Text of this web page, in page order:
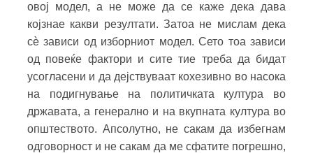
овој модел, а не може да се каже дека дава
којзнае какви резултати. Затоа не мислам дека
сѐ зависи од изборниот модел. Сето тоа зависи
од повеќе фактори и сите тие треба да бидат
усогласени и да дејствуваат кохезивно во насока
на подигнување на политичката култура во
државата, а генерално и на вкупната култура во
општеството. Апсолутно, не сакам да избегнам
одговорност и не сакам да ме сфатите погрешно,